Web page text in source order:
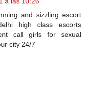
and sizzling escort
high class escorts
call girls for sexual
city 24/7